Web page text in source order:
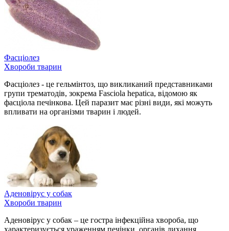
Фасціолез
Хвороби тварин
Фасціолез - це гельмінтоз, що викликаний представниками
групи трематодів, зокрема Fasciola hepatica, відомою як
фасціола печінкова. Цей паразит має різні види, які можуть
впливати на організми тварин і людей.
Аденовірус у собак
Хвороби тварин
Аденовірус у собак – це гостра інфекційна хвороба, що
характеризується ураженням печінки, органів дихання,